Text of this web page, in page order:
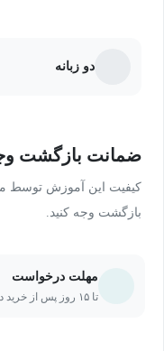
دو زبانه
ضمانت بازگشت
کیفیت این آموزش توسط
بازگشت وجه کنید.
مهلت درخواست
تا ۱۵ روز پس از خرید دوره